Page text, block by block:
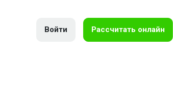
Войти Рассчитать онлайн